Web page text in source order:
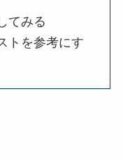
てみる
トを参考にす